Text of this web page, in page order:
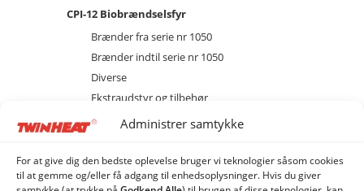
Administrer samtykke
For at give dig den bedste oplevelse bruger vi teknologier såsom cookies
til at gemme og/eller få adgang til enhedsoplysninger. Hvis du giver
CPI-12 Biobrændselsfyr
Brænder fra serie nr 1050
Brænder indtil serie nr 1050
Diverse
Ekstraudstyr og tilbehør
EL
Magasin
Sprinkler